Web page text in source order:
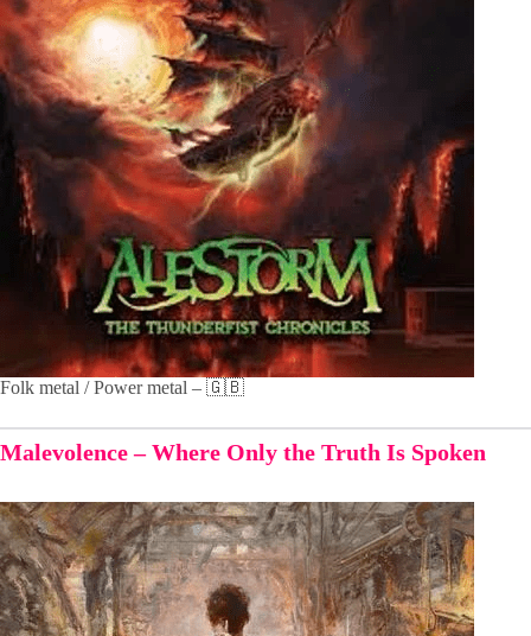
Folk metal / Power metal – 🇬🇧
Malevolence – Where Only the Truth Is Spoken